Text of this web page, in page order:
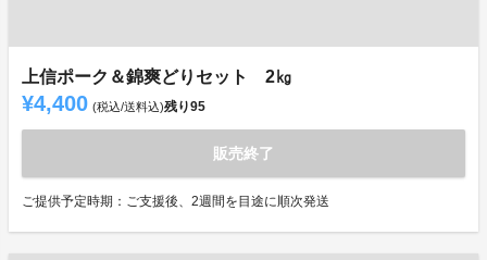
上信ポーク＆錦爽どりセット 2㎏
¥4,400 (税込/送料込)残り95
販売終了
ご提供予定時期：ご支援後、2週間を目途に順次発送